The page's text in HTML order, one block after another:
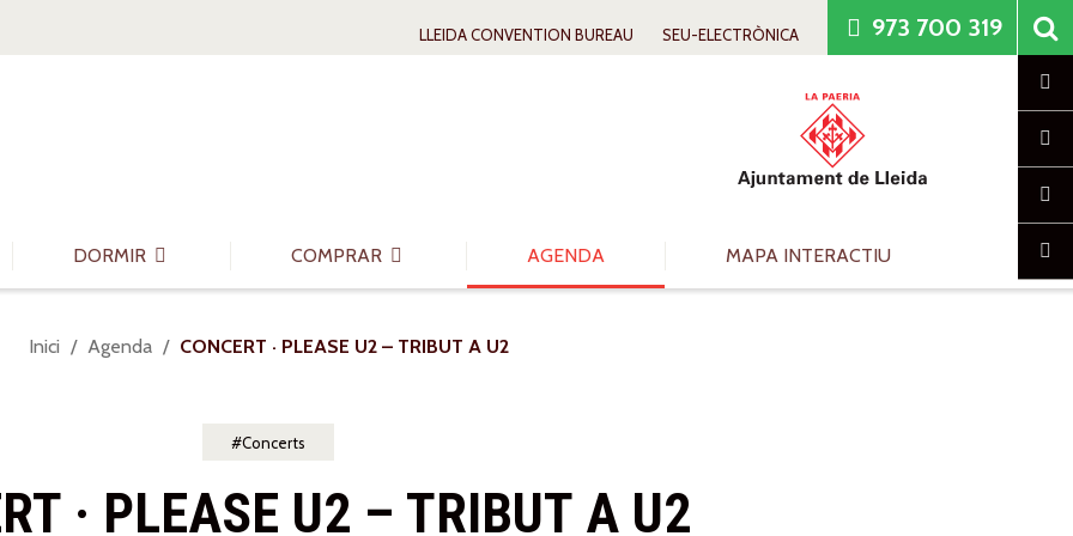
LLEIDA CONVENTION BUREAU SEU-ELECTRÒNICA 973 700 319
DORMIR COMPRAR AGENDA MAPA INTERACTIU
Sou
Inici Agenda CONCERT · PLEASE U2 – TRIBUT A U2
Concerts
· PLEASE U2 – TRIBUT A U2